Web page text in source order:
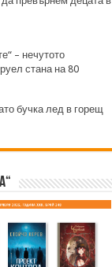
– нечутото
стана на 80
бучка лед в горещ